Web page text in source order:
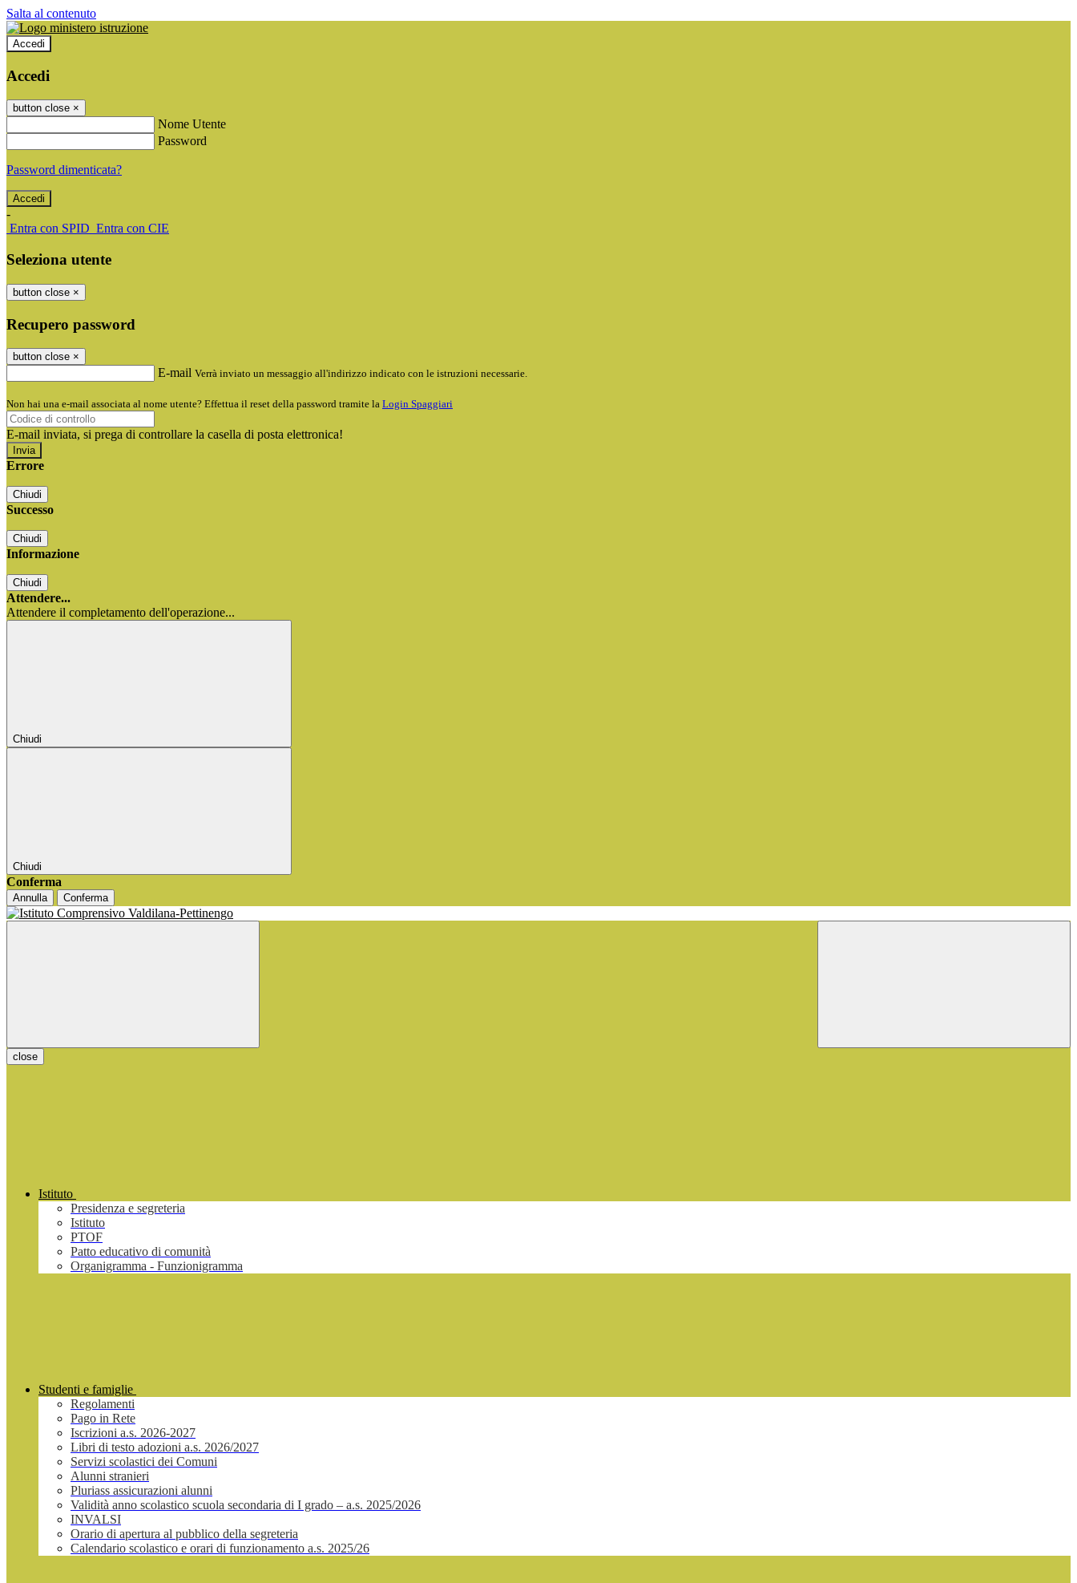
Salta al contenuto
Accedi
Accedi
button close ×
Nome Utente
Password
Password dimenticata?
-
Entra con SPID Entra con CIE
Seleziona utente
button close ×
Recupero password
button close ×
E-mail Verrà inviato un messaggio all'indirizzo indicato con le istruzioni necessarie.
Non hai una e-mail associata al nome utente? Effettua il reset della password tramite la Login Spaggiari
E-mail inviata, si prega di controllare la casella di posta elettronica!
Errore
Chiudi
Successo
Chiudi
Informazione
Chiudi
Attendere...
Attendere il completamento dell'operazione...
Chiudi
Chiudi
Conferma
Annulla Conferma
close
Istituto
Presidenza e segreteria
Istituto
PTOF
Patto educativo di comunità
Organigramma - Funzionigramma
Studenti e famiglie
Regolamenti
Pago in Rete
Iscrizioni a.s. 2026-2027
Libri di testo adozioni a.s. 2026/2027
Servizi scolastici dei Comuni
Alunni stranieri
Pluriass assicurazioni alunni
Validità anno scolastico scuola secondaria di I grado – a.s. 2025/2026
INVALSI
Orario di apertura al pubblico della segreteria
Calendario scolastico e orari di funzionamento a.s. 2025/26